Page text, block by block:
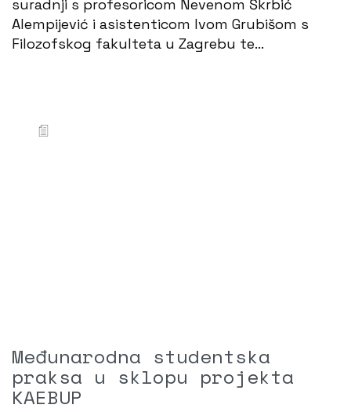
suradnji s profesoricom Nevenom Škrbić
Alempijević i asistenticom Ivom Grubišom s
Filozofskog fakulteta u Zagrebu te…
Međunarodna studentska
praksa u sklopu projekta
KAEBUP